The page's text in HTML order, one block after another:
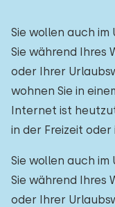
Sie wollen auch
Sie während Ihres
oder Ihrer
wohnen Sie in
Internet ist
in der Freizeit oder
Sie wollen auch
Sie während Ihres
oder Ihrer